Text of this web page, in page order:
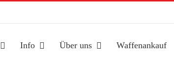
Info Über uns Waffenankauf